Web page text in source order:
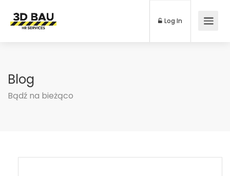
Log In
Blog
Bądź na bieżąco